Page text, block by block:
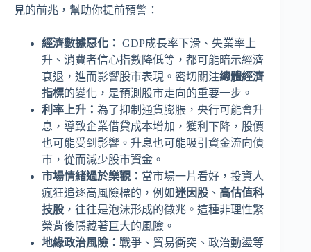
見的前兆，幫助你提前預警：
經濟數據惡化： GDP成長率下滑、失業率上
升、消費者信心指數降低等，都可能暗示經濟
衰退，進而影響股市表現。密切關注總體經濟
指標的變化，是預測股市走向的重要一步。
利率上升： 為了抑制通貨膨脹，央行可能會升
息，導致企業借貸成本增加，獲利下降，股價
也可能受到影響。升息也可能吸引資金流向債
市，從而減少股市資金。
市場情緒過於樂觀： 當市場一片看好，投資人
瘋狂追逐高風險標的，例如迷因股 、 高估值科
技股 ，往往是泡沫形成的徵兆。這種非理性繁
榮背後隱藏著巨大的風險。
地緣政治風險： 戰爭、貿易衝突、政治動盪等